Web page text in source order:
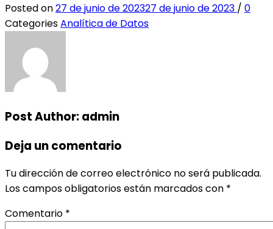
Posted on27 de junio de 202327 de junio de 2023 / 0
CategoriesAnalítica de Datos
Post Author:admin
Deja un comentario
Tu dirección de correo electrónico no será publicada.
Los campos obligatorios están marcados con *
Comentario *